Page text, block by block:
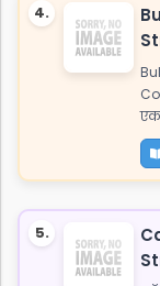
4.
5.